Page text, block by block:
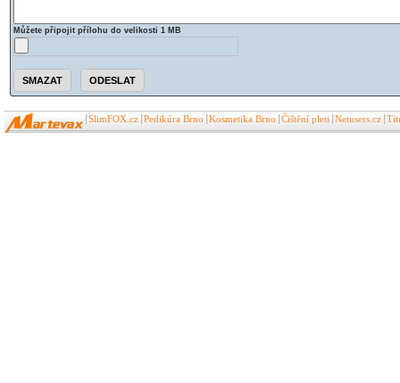
Můžete připojit přílohu do velikosti 1 MB
SlimFOX.cz Pedikúra Brno Kosmetika Brno Čištění pleti Netusers.cz